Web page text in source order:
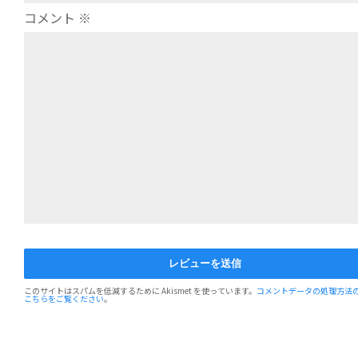
コメント ※
このサイトはスパムを低減するために Akismet を使っています。 コメントデータの処理方法
こちらをご覧ください。